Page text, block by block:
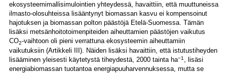
ekosysteemimallisimulointien yhteydessä, havaittiin, että muuttuneissa
ilmasto-olosuhteissa lisääntynyt biomassan kasvu ei kompensoinut
hajotuksen ja biomassan polton päästöjä Etelä-Suomessa. Tämän
lisäksi metsänhoitotoimenpiteiden aiheuttamien päästöjen vaikutus
CO2-vaihtoon oli pieni verrattuna ekosysteemin aiheuttamiin
vaikutuksiin (Artikkeli III). Näiden lisäksi havaittiin, että istutustiheyden
lisääminen yleisesti käytetystä tiheydestä, 2000 tainta ha−1 , lisäsi
energiabiomassan tuotantoa energiapuuharvennuksessa, mutta se